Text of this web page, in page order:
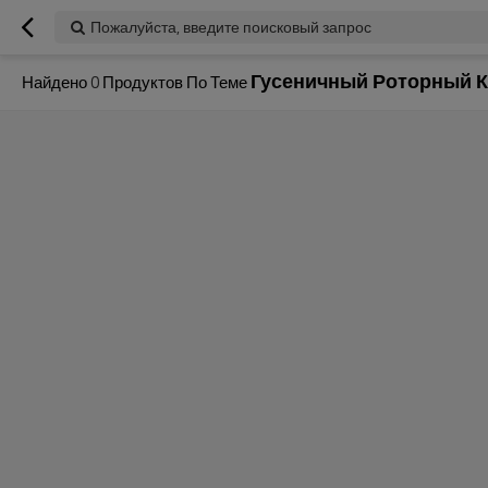
Пожалуйста, введите поисковый запрос
Найдено0Продуктов По ТемеГусеничный Роторный